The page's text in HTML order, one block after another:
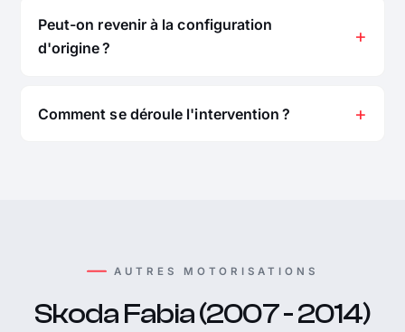
Peut-on revenir à la configuration
d'origine ?
Comment se déroule l'intervention ?
AUTRES MOTORISATIONS
Skoda Fabia (2007 - 2014)